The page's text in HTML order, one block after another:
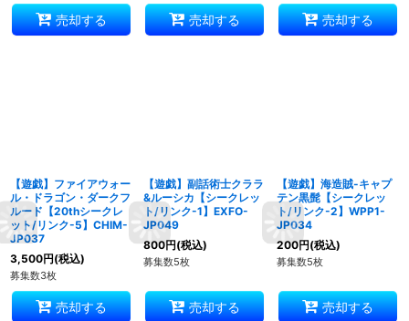
売却する 売却する 売却する
【遊戯】ファイアウォー
ル・ドラゴン・ダークフ
ルード【20thシークレ
ット/リンク-5】CHIM-
JP037
3,500円(税込)
募集数3枚
売却する
【遊戯】副話術士クララ
&ルーシカ【シークレッ
ト/リンク-1】EXFO-
JP049
800円(税込)
募集数5枚
売却する
【遊戯】海造賊-キャプ
テン黒髭【シークレッ
ト/リンク-2】WPP1-
JP034
200円(税込)
募集数5枚
売却する